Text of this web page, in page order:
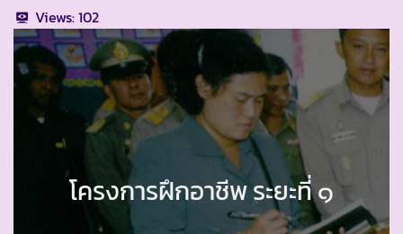
Views:102
โครงการฝึกอาชีพ ระยะที่ ๑